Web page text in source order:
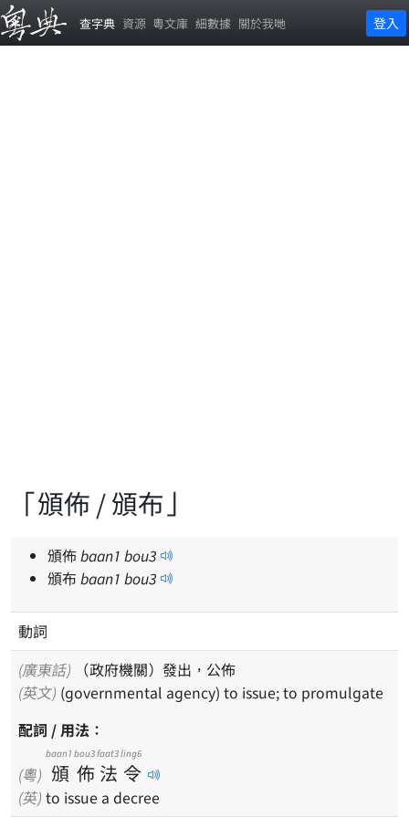
查字典 資源 粵文庫 細數據 關於我哋 登入
「頒佈 / 頒布」
頒佈baan1 bou3
頒布 baan1 bou3
動詞
(廣東話)
（政府機關）發出，公佈
(英文) (governmental agency) to issue; to promulgate
配詞 / 用法：
(粵) 頒
baan1
佈
bou3
法
faat3
令
ling6
(英) to issue a decree